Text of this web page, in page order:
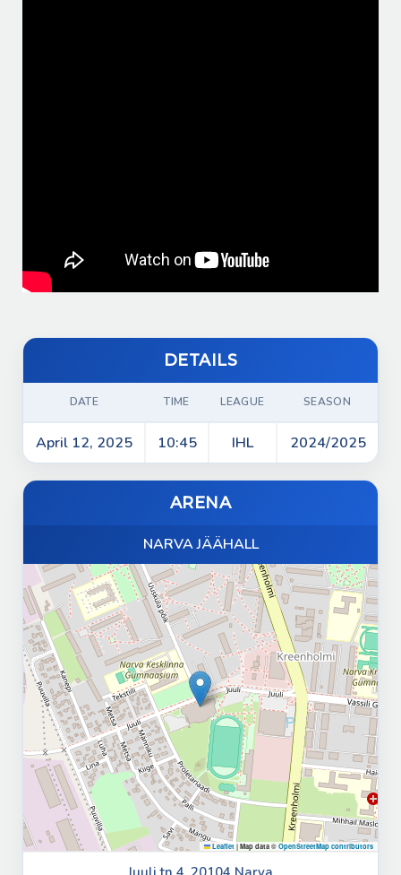
DETAILS
DATE TIME LEAGUE SEASON
April 12, 2025 10:45 IHL 2024/2025
ARENA
NARVA JÄÄHALL
Leaflet | Map data © OpenStreetMap contributors